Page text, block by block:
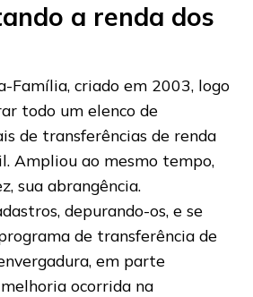
a renda dos
Família, criado em 2003, logo
todo um elenco de
de transferências de renda
Ampliou ao mesmo tempo,
sua abrangência.
depurando-os, e se
de transferência de
em parte
ocorrida na